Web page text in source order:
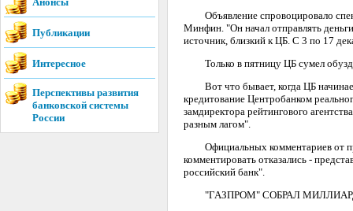
Публикации
Интересное
Перспективы развития
банковской системы
России
Объявление спровоцировало
Минфин. "Он начал отправлять
источник, близкий к ЦБ. С 3 по 17
Только в пятницу ЦБ сумел
Вот что бывает, когда ЦБ
кредитование Центробанком
замдиректора рейтингового
разным лагом".
Официальных комментариев от
комментировать отказались -
российский банк".
"ГАЗПРОМ" СОБРАЛ